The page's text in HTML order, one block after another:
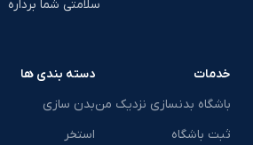
سلامتی شما برداره
خدمات
باشگاه بدنسازی نزدیک من
ثبت باشگاه
دسته بندی ها
بدن سازی
استخر